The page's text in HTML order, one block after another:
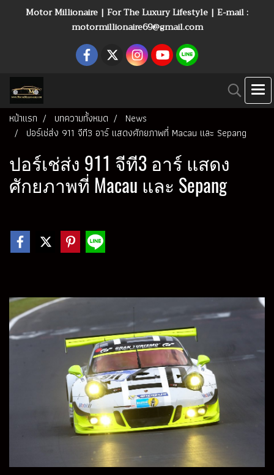
Motor Millionaire | For The Luxury Lifestyle | E-mail :
motormillionaire69@gmail.com
หน้าแรก บทความทั้งหมด
News
ปอร์เช่ส่ง 911 จีที3 อาร์ แสดงศักยภาพที่ Macau และ Sepang
ปอร์เช่ส่ง 911 จีที3 อาร์ แสดง
ศักยภาพที่ Macau และ Sepang